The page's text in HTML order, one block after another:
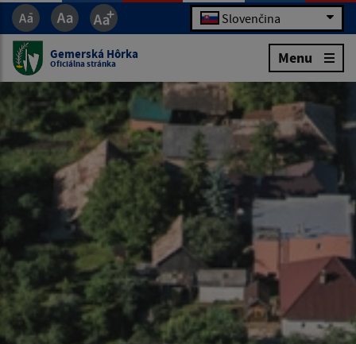
Slovenčina
Gemerská Hôrka
Oficiálna stránka Menu